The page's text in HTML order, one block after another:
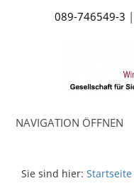
089-746549-3 |
NAVIGATION ÖFFNEN
Sie sind hier: Startseite